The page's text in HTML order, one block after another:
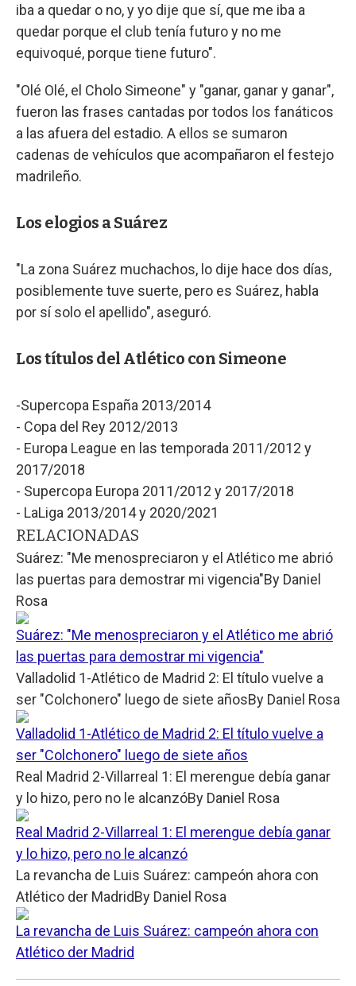
iba a quedar o no, y yo dije que sí, que me iba a
quedar porque el club tenía futuro y no me
equivoqué, porque tiene futuro".
"Olé Olé, el Cholo Simeone" y "ganar, ganar y ganar",
fueron las frases cantadas por todos los fanáticos
a las afuera del estadio. A ellos se sumaron
cadenas de vehículos que acompañaron el festejo
madrileño.
Los elogios a Suárez
"La zona Suárez muchachos, lo dije hace dos días,
posiblemente tuve suerte, pero es Suárez, habla
por sí solo el apellido", aseguró.
Los títulos del Atlético con Simeone
-Supercopa España 2013/2014
- Copa del Rey 2012/2013
- Europa League en las temporada 2011/2012 y
2017/2018
- Supercopa Europa 2011/2012 y 2017/2018
- LaLiga 2013/2014 y 2020/2021
RELACIONADAS
Suárez: "Me menospreciaron y el Atlético me abrió
las puertas para demostrar mi vigencia"By Daniel
Rosa
Suárez: "Me menospreciaron y el Atlético me abrió
las puertas para demostrar mi vigencia"
Valladolid 1-Atlético de Madrid 2: El título vuelve a
ser "Colchonero" luego de siete añosBy Daniel Rosa
Valladolid 1-Atlético de Madrid 2: El título vuelve a
ser "Colchonero" luego de siete años
Real Madrid 2-Villarreal 1: El merengue debía ganar
y lo hizo, pero no le alcanzóBy Daniel Rosa
Real Madrid 2-Villarreal 1: El merengue debía ganar
y lo hizo, pero no le alcanzó
La revancha de Luis Suárez: campeón ahora con
Atlético der MadridBy Daniel Rosa
La revancha de Luis Suárez: campeón ahora con
Atlético der Madrid